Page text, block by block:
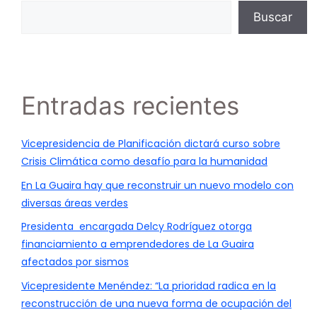
Buscar
Entradas recientes
Vicepresidencia de Planificación dictará curso sobre
Crisis Climática como desafío para la humanidad
En La Guaira hay que reconstruir un nuevo modelo con
diversas áreas verdes
Presidenta encargada Delcy Rodríguez otorga
financiamiento a emprendedores de La Guaira
afectados por sismos
Vicepresidente Menéndez: “La prioridad radica en la
reconstrucción de una nueva forma de ocupación del